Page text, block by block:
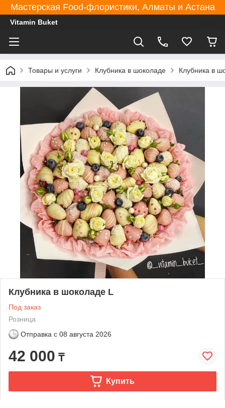
Мастерская Food-флористики, Алматы и Астана
Vitamin Buket
Товары и услуги Клубника в шоколаде Клубника в
Клубника в шоколаде L
Под заказ
Розница
Отправка с 08 августа 2026
42 000 ₸
Купить